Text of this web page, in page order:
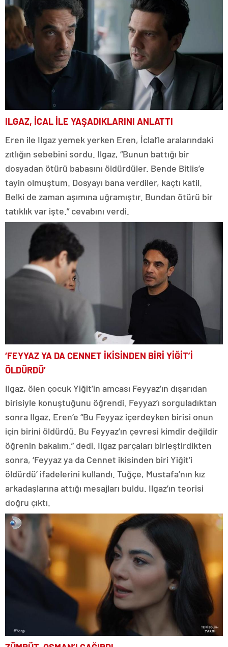
ILGAZ, İCAL İLE YAŞADIKLARINI ANLATTI
Eren ile Ilgaz yemek yerken Eren, İclal’le aralarındaki
zıtlığın sebebini sordu. Ilgaz, “Bunun battığı bir
dosyadan ötürü babasını öldürdüler. Bende Bitlis’e
tayin olmuştum. Dosyayı bana verdiler, kaçtı katil.
Belki de zaman aşımına uğramıştır. Bundan ötürü bir
tatıklık var işte.” cevabını verdi.
‘FEYYAZ YA DA CENNET İKİSİNDEN BİRİ YİĞİT’İ
ÖLDÜRDÜ’
Ilgaz, ölen çocuk Yiğit’in amcası Feyyaz’ın dışarıdan
birisiyle konuştuğunu öğrendi. Feyyaz’ı sorguladıktan
sonra Ilgaz, Eren’e “Bu Feyyaz içerdeyken birisi onun
için birini öldürdü. Bu Feyyaz’ın çevresi kimdir değildir
öğrenin bakalım.” dedi. Ilgaz parçaları birleştirdikten
sonra, ‘Feyyaz ya da Cennet ikisinden biri Yiğit’i
öldürdü’ ifadelerini kullandı. Tuğçe, Mustafa’nın kız
arkadaşlarına attığı mesajları buldu. Ilgaz’ın teorisi
doğru çıktı.